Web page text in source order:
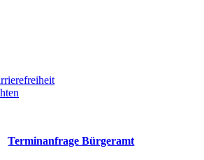
Terminanfrage Bürgeramt